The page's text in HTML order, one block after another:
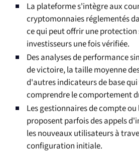
La plateforme s'intègre aux
cryptomonnaies réglementés
ce qui peut offrir une
investisseurs une fois vérifiée.
Des analyses de performance
de victoire, la taille moyenne
d'autres indicateurs de base
comprendre le comportement
Les gestionnaires de compte
proposent parfois des appels
les nouveaux utilisateurs à
configuration initiale.